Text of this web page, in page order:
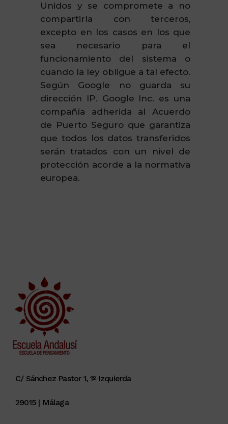
Unidos y se compromete a no
compartirla con terceros,
excepto en los casos en los que
sea necesario para el
funcionamiento del sistema o
cuando la ley obligue a tal efecto.
Según Google no guarda su
dirección IP. Google Inc. es una
compañía adherida al Acuerdo
de Puerto Seguro que garantiza
que todos los datos transferidos
serán tratados con un nivel de
protección acorde a la normativa
europea.
C/ Sánchez Pastor 1, 1º Izquierda
29015 | Málaga